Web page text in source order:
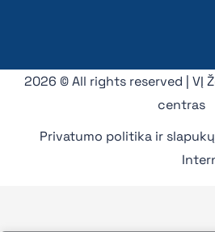
2026 © All rights reserved | VĮ
centras
Privatumo politika ir